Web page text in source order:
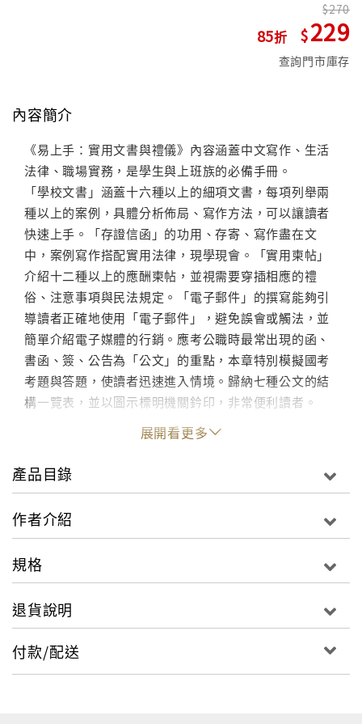
85
270
229
查詢門市庫存
內容簡介
《易上手：實用文書與禮儀》內容涵蓋中文寫作、生活
法律、職場實務，是學生與上班族的必備手冊。
「學校文書」涵蓋十六種以上的細項文書，每項列舉兩
種以上的案例，具體分析佈局、寫作方法，可以讓讀者
快速上手。「存證信函」的功用、存寄、寫作盡在文
中，案例寫作搭配實用法律，現學現會。「實用柬帖」
介紹十二種以上的應酬柬帖，並視需要穿插相應的禮
俗、注意事項與民法規定。「電子郵件」的撰寫能夠引
導讀者正確地使用「電子郵件」，避免誤會或觸法，並
簡單介紹電子媒體的行銷。應考公職時最常出現的函、
書函、簽、公告為「公文」的重點，本章特別模擬國考
考題與答題，使讀者迅速進入情境。歸納七種公文的結
構一覽表，並以圖示標明機關鈐印，非常便利讀者。
「自傳、履歷、面試、辭職與工作交接」與「拜訪、接
待、介紹與行的禮儀」兩章，可以作為進入職場的秘
笈。
每章附有「延伸問題」，備「學習回饋」之用，尤其
禮俗或實用法律。
者親自撰寫，具備「實用性」、「普遍性」、「簡易
得收藏的實用手冊。
展開看更多
產品目錄
作者介紹
規格
退貨說明
付款/配送